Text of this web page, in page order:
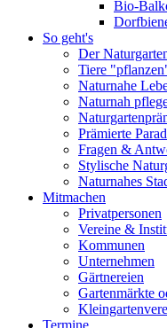
Bio-
So geht's
Der
Tiere
Naturnahe
Naturnah
Prämierte
Fragen &
Stylische
Naturnahes
Mitmachen
Privatpersonen
Vereine &
Kommunen
Unternehmen
Gärtnereien
Gartenmärkte
Termine